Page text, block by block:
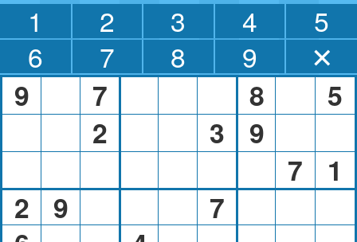
1 2 3 4
5
6
7 8 9 ✕
9 7 8
5
2
3
9
7
1
2
9
7